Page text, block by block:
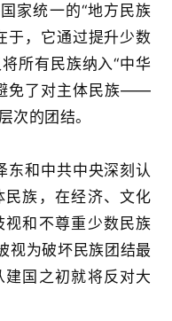
家统一的“地方民族
于，它通过提升少数
所有民族纳入“中华
免了对主体民族——
次的团结。
东和中共中央深刻认
族，在经济、文化
和不尊重少数民族
视为破坏民族团结最
国之初就将反对大